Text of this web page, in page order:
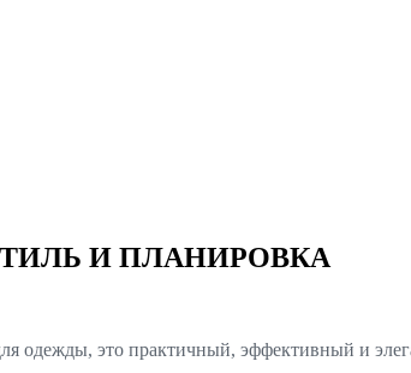
И ПЛАНИРОВКА
одежды, это практичный, эффективный и